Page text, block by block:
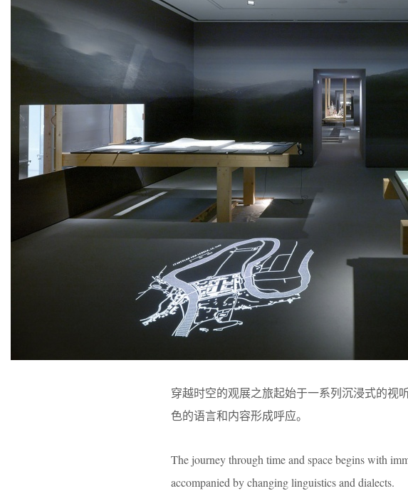
穿越时空的观展之旅起始于一系列沉浸式的视
色的语言和内容形成呼应。
The journey through time and space begins with
accompanied by changing linguistics and dialects.